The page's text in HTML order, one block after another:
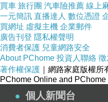
買車 旅行團 汽車險推薦 線上
一元簡訊 直播達人 數位憑證
買網址 虛擬主機 企業郵件
廣告刊登 隱私權聲明
消費者保護 兒童網路安全
About PChome 投資人聯絡 徵
著作權保護 ｜網路家庭版權所
PChome Online and
個人新聞台